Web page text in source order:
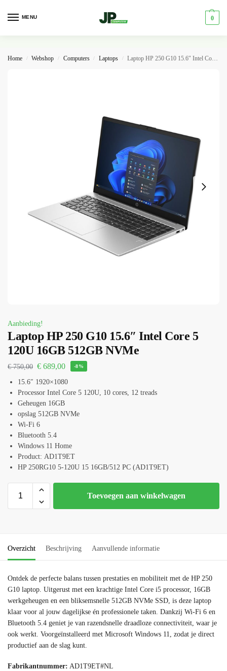
MENU 0
Home / Webshop / Computers / Laptops / Laptop HP 250 G10 15.6″ Intel Core 5 120U 16GB 512GB NVMe
Aanbieding!
Laptop HP 250 G10 15.6″ Intel Core 5
120U 16GB 512GB NVMe
€750,00 € 689,00 -8%
15.6″ 1920×1080
Processor Intel Core 5 120U, 10 cores, 12 treads
Geheugen 16GB
opslag 512GB NVMe
Wi-Fi 6
Bluetooth 5.4
Windows 11 Home
Product: AD1T9ET
HP 250RG10 5-120U 15 16GB/512 PC (AD1T9ET)
Toevoegen aan winkelwagen
Overzicht Beschrijving Aanvullende informatie
Ontdek de perfecte balans tussen prestaties en mobiliteit met de HP 250
G10 laptop. Uitgerust met een krachtige Intel Core i5 processor, 16GB
werkgeheugen en een bliksemsnelle 512GB NVMe SSD, is deze laptop
klaar voor al jouw dagelijkse én professionele taken. Dankzij Wi-Fi 6 en
Bluetooth 5.4 geniet je van razendsnelle draadloze connectiviteit, waar je
ook werkt. Voorgeïnstalleerd met Microsoft Windows 11, zodat je direct
productief aan de slag kunt.
Fabrikantnummer: AD1T9ET#NL